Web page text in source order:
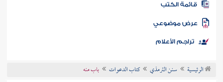
المكتبة
الكتب
موضوعي
تراجم الأعلام
الرئيسية سنن الترمذي كتاب الدعوات باب منه